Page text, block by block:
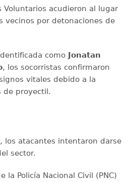
Voluntarios acudieron al lugar
vecinos por detonaciones de
como Jonatan
, los socorristas confirmaron
vitales debido a la
de proyectil.
los atacantes intentaron darse
sector.
la Policía Nacional Civil (PNC)